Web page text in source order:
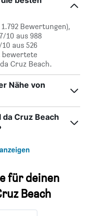
Bewertungen),
10 aus 988
aus 526
bewertete
Cruz Beach.
Nähe von
Cruz Beach
für deinen
Beach